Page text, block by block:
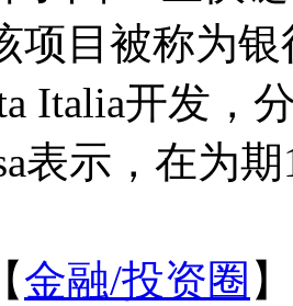
项目被称为
Italia开发，
表示，在为
金融/投资圈 】